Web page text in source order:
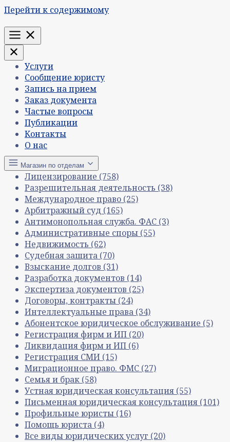
Перейти к содержимому
Меню
Услуги
Сообщение юристу
Запись на прием
Заказ документа
Частые вопросы
Публикации
Контакты
О нас
Магазин по отделам
Лицензирование (758)
Разрешительная деятельность (38)
Международное право (25)
Арбитражный суд (165)
Антимонопольная служба. ФАС (3)
Административные споры (55)
Недвижимость (62)
Судебная защита (70)
Взыскание долгов (31)
Разработка документов (14)
Экспертиза документов (25)
Договоры, контракты (24)
Интеллектуальные права (34)
Абонентское юридическое обслуживание (5)
Регистрация фирм и ИП (20)
Ликвидация фирм и ИП (6)
Регистрация СМИ (15)
Миграционное право. ФМС (27)
Семья и брак (58)
Устная юридическая консультация (55)
Письменная юридическая консультация (101)
Профильные юристы (16)
Помощь юриста (4)
Все виды юридических услуг (20)